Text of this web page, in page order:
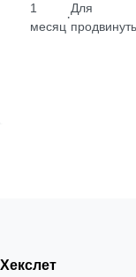
1
месяц
·
Для
Хекслет